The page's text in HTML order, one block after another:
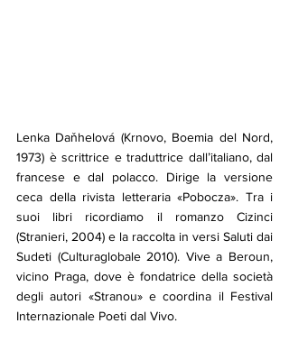
Lenka Daňhelová (Krnovo, Boemia del Nord,
1973) è scrittrice e traduttrice dall’italiano, dal
francese e dal polacco. Dirige la versione
ceca della rivista letteraria «Pobocza». Tra i
suoi libri ricordiamo il romanzo Cizinci
(Stranieri, 2004) e la raccolta in versi Saluti dai
Sudeti (Culturaglobale 2010). Vive a Beroun,
vicino Praga, dove è fondatrice della società
degli autori «Stranou» e coordina il Festival
Internazionale Poeti dal Vivo.